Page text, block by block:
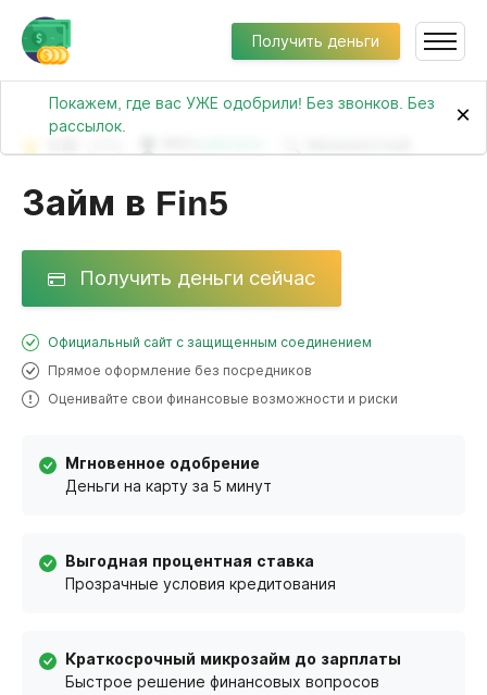
Получить деньги
Покажем, где вас УЖЕ одобрили! Без звонков. Без
рассылок.
×
Займ в Fin5
Получить деньги сейчас
Официальный сайт с защищенным соединением
Прямое оформление без посредников
Оценивайте свои финансовые возможности и риски
Мгновенное одобрение
Деньги на карту за 5 минут
Выгодная процентная ставка
Прозрачные условия кредитования
Краткосрочный микрозайм до зарплаты
Быстрое решение финансовых вопросов